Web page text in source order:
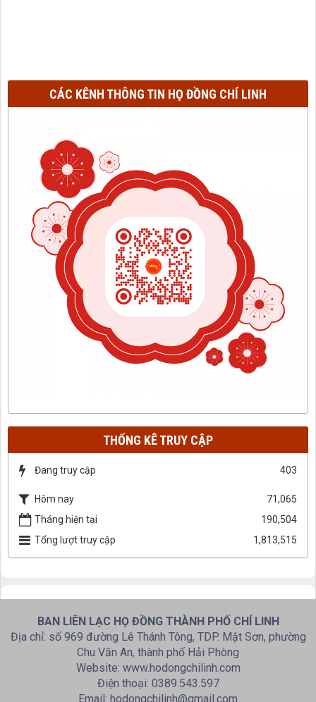
CÁC KÊNH THÔNG TIN HỌ ĐỒNG CHÍ LINH
THỐNG KÊ TRUY CẬP
Đang truy cập 403
Hôm nay
71,065
Tháng hiện tại
190,504
Tổng lượt truy cập
1,813,515
BAN LIÊN LẠC HỌ ĐỒNG THÀNH PHỐ CHÍ LINH
Địa chỉ: số 969 đường Lê Thánh Tông, TDP. Mật Sơn, phường
Chu Văn An, thành phố Hải Phòng
Website: www.hodongchilinh.com
Điện thoại: 0389.543.597
Email: hodongchilinh@gmail.com